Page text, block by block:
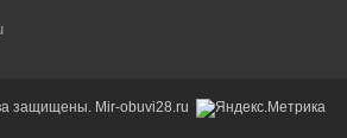
защищены. Mir-obuvi28.ru